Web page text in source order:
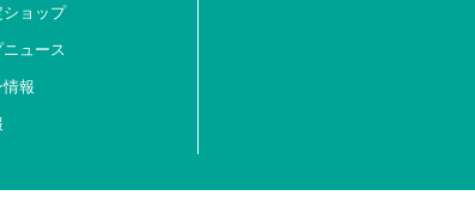
ョップ
ュース
報